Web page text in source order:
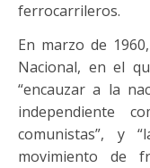
ferrocarrileros.
En marzo de
Nacional, en el
“encauzar a la
independiente
comunistas”, y
movimiento de